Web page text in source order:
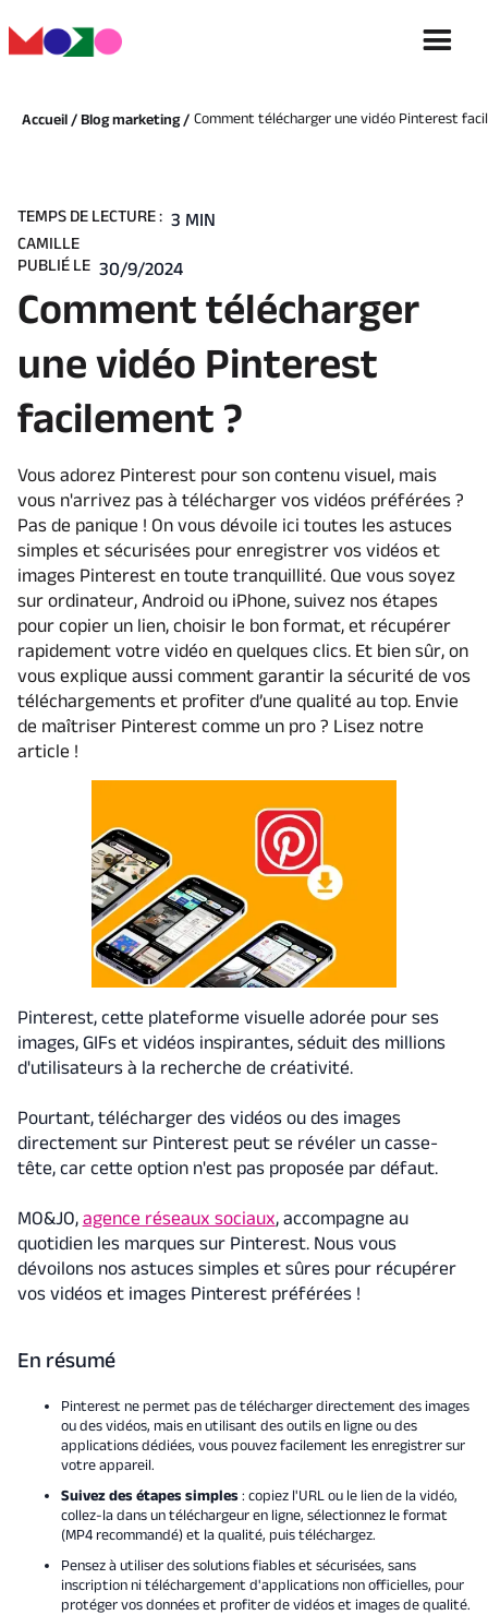
Accueil / Blog marketing / Comment télécharger une vidéo Pinterest
TEMPS DE LECTURE : 3 MIN
CAMILLE
PUBLIÉ LE 30/9/2024
Comment télécharger
une vidéo Pinterest
facilement ?
Vous adorez Pinterest pour son contenu visuel, mais
vous n'arrivez pas à télécharger vos vidéos préférées ?
Pas de panique ! On vous dévoile ici toutes les astuces
simples et sécurisées pour enregistrer vos vidéos et
images Pinterest en toute tranquillité. Que vous soyez
sur ordinateur, Android ou iPhone, suivez nos étapes
pour copier un lien, choisir le bon format, et récupérer
rapidement votre vidéo en quelques clics. Et bien sûr, on
vous explique aussi comment garantir la sécurité de vos
téléchargements et profiter d’une qualité au top. Envie
de maîtriser Pinterest comme un pro ? Lisez notre
article !
Pinterest, cette plateforme visuelle adorée pour ses
images, GIFs et vidéos inspirantes, séduit des millions
d'utilisateurs à la recherche de créativité.
Pourtant, télécharger des vidéos ou des images
directement sur Pinterest peut se révéler un casse-
tête, car cette option n'est pas proposée par défaut.
MO&JO, agence réseaux sociaux, accompagne au
quotidien les marques sur Pinterest. Nous vous
dévoilons nos astuces simples et sûres pour récupérer
vos vidéos et images Pinterest préférées !
En résumé
Pinterest ne permet pas de télécharger directement des images
ou des vidéos, mais en utilisant des outils en ligne ou des
applications dédiées, vous pouvez facilement les enregistrer sur
votre appareil.
Suivez des étapes simples : copiez l'URL ou le lien de la vidéo,
collez-la dans un téléchargeur en ligne, sélectionnez le format
(MP4 recommandé) et la qualité, puis téléchargez.
Pensez à utiliser des solutions fiables et sécurisées, sans
inscription ni téléchargement d'applications non officielles, pour
protéger vos données et profiter de vidéos et images de qualité.